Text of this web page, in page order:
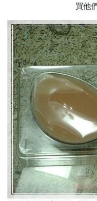
買他